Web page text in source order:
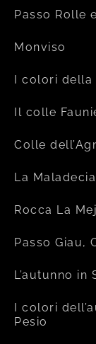
Passo Rolle
Monviso
I colori della
Il colle
Colle
La
Rocca La
Passo Giau,
L’autunno in
I colori
Pesio